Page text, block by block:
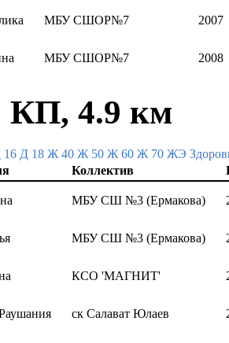
МБУ СШОР№7 2007
МБУ СШОР№7 2008
КП, 4.9 км
16 Д 18 Ж 40 Ж 50 Ж 60 Ж 70 ЖЭ
Коллектив
МБУ СШ №3 (Ермакова)
МБУ СШ №3 (Ермакова)
КСО 'МАГНИТ'
ск Салават Юлаев